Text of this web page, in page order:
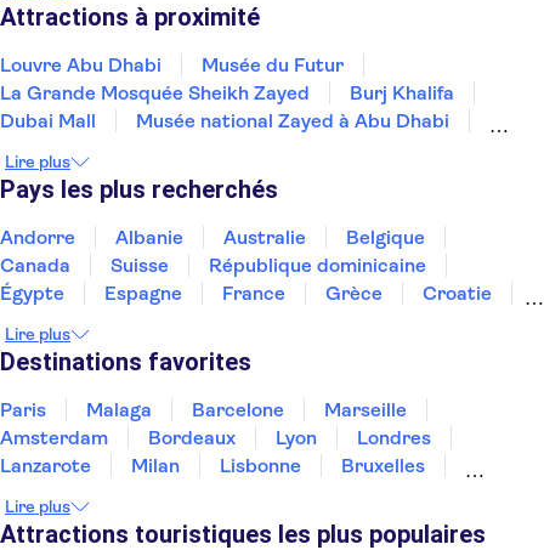
Attractions à proximité
Louvre Abu Dhabi
Musée du Futur
La Grande Mosquée Sheikh Zayed
Burj Khalifa
Dubai Mall
Musée national Zayed à Abu Dhabi
Hôtel Atlantis, the Palm
The Palm Jumeirah
Ferrari World Abu Dhabi
Warner Bros World Abu Dhabi
Désert d'Abu Dhabi
Aquarium et Underwater Zoo de Dubaï
Lire plus
Pays les plus recherchés
Andorre Albanie Australie
Belgique
Canada
Suisse
République dominicaine
Égypte
Espagne France Grèce
Croatie
Thaïlande
Tunisie
Lire plus
Destinations favorites
Paris Malaga Barcelone
Marseille
Amsterdam
Bordeaux Lyon
Londres
Lanzarote
Milan Lisbonne
Bruxelles
Dubai
Minorque Copenhague Montpellier
Lire plus
Attractions touristiques les plus populaires